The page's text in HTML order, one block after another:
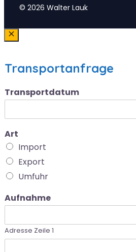
© 2026 Walter Lauk
Schließen
Transportanfrage
Transportdatum
Art
Import
Export
Umfuhr
Aufnahme
Adresse Zeile 1